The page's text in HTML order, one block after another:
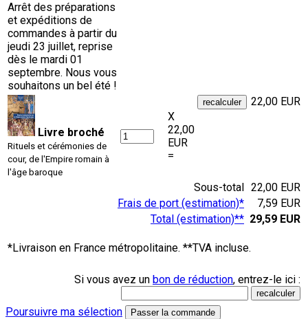
Arrêt des préparations
et expéditions de
commandes à partir du
jeudi 23 juillet, reprise
dès le mardi 01
septembre. Nous vous
souhaitons un bel été !
Livre broché
Rituels et cérémonies de
cour, de l'Empire romain à
l'âge baroque
X
22,00
EUR
=
22,00 EUR
Sous-total 22,00 EUR
Frais de port (estimation)*
7,59 EUR
Total (estimation)** 29,59 EUR
*Livraison en France métropolitaine. **TVA incluse.
Si vous avez un bon de réduction, entrez-le ici :
Poursuivre ma sélection Passer la commande